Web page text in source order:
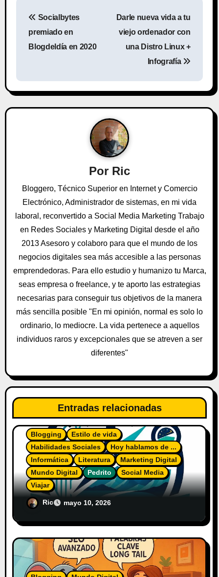
g
a
n
d
e
e
n
t
r
a
d
s
Socialbytes
premiado en
Blogdeldía en 2020
Darle nueva vida a tu
viejo ordenador con
una Distro Linux +
Infografía
Por Ric
Bloggero, Técnico Superior en Internet y Comercio
Electrónico, Administrador de sistemas, en mi vida
laboral, reconvertido a Social Media Marketing Trabajo
en Redes Sociales y Marketing Digital desde el año
2013 Asesoro y colaboro para que el mundo de los
negocios digitales sea más accesible a las personas
emprendedoras. Para ello estudio y humanizo tu Marca,
seas empresa o freelance, y te aporto las estrategias
necesarias para conseguir tus objetivos de la manera
más sencilla posible "En mi opinión, normal es solo lo
ordinario, lo mediocre. La vida pertenece a aquellos
individuos raros y excepcionales que se atreven a ser
diferentes"
Entradas relacionadas
Blogging
Estilo de vida
Habilidades Sociales
Hoy hablamos de ...
Informática
Literatura
Marketing Digital
Mundo Digital
Pedrito
Social Media
Viajar
El Diario del Explorador Digital
Ric mayo 10, 2026